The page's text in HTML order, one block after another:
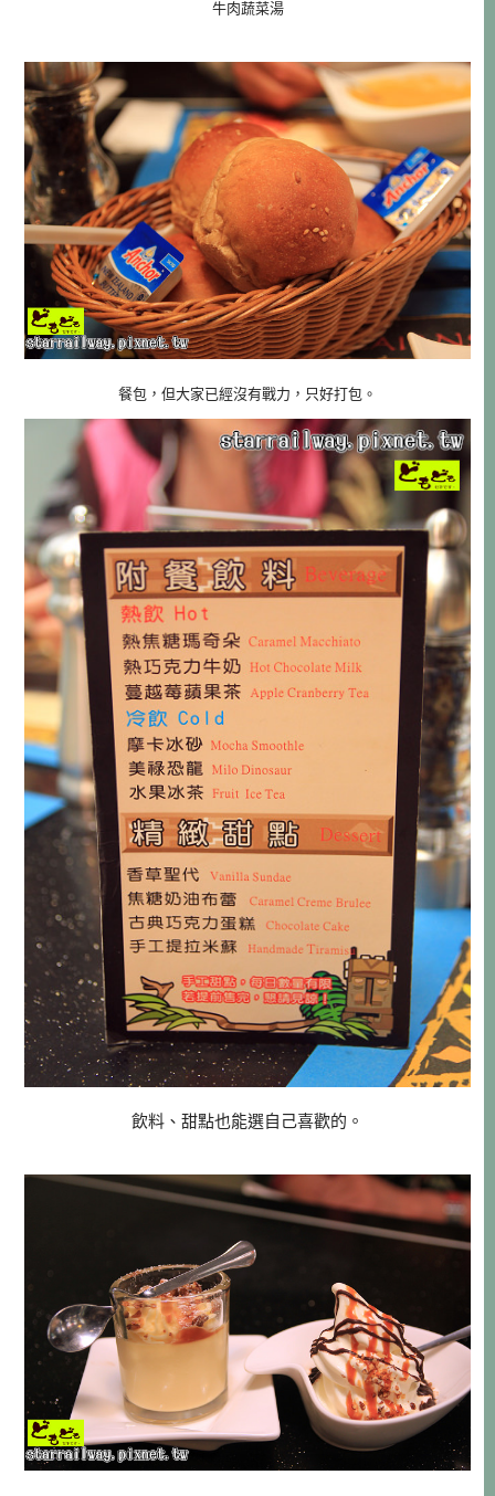
牛肉蔬菜湯
餐包，但大家已經沒有戰力，只好打包。
飲料、甜點也能選自己喜歡的。